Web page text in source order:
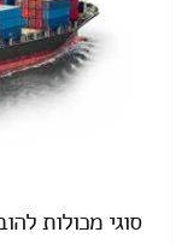
סוגי מכולות